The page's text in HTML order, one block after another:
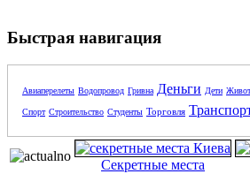
Быстрая навигация
Авиаперелеты Водопровод Гривна Деньги Дети
Спорт Строительство Студенты Торговля
Секретные места